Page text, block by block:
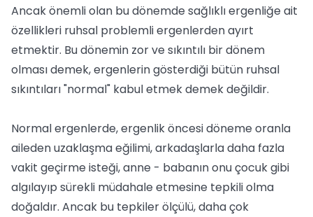
Ancak önemli olan bu dönemde sağlıklı ergenliğe ait
özellikleri ruhsal problemli ergenlerden ayırt
etmektir. Bu dönemin zor ve sıkıntılı bir dönem
olması demek, ergenlerin gösterdiği bütün ruhsal
sıkıntıları "normal" kabul etmek demek değildir.
Normal ergenlerde, ergenlik öncesi döneme oranla
aileden uzaklaşma eğilimi, arkadaşlarla daha fazla
vakit geçirme isteği, anne - babanın onu çocuk gibi
algılayıp sürekli müdahale etmesine tepkili olma
doğaldır. Ancak bu tepkiler ölçülü, daha çok